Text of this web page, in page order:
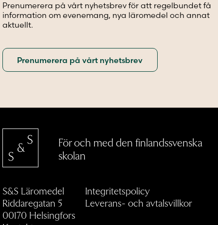
Prenumerera på vårt nyhetsbrev för att regelbundet få
information om evenemang, nya läromedel och annat
aktuellt.
För och med den finlandssvenska
skolan
S&S Läromedel
Riddaregatan 5
00170 Helsingfors
Integritetspolicy
Leverans- och avtalsvillkor